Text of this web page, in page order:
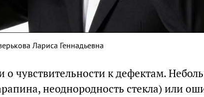
Лариса Геннадьевна
о чувствительности к дефектам.
неоднородность стекла) или